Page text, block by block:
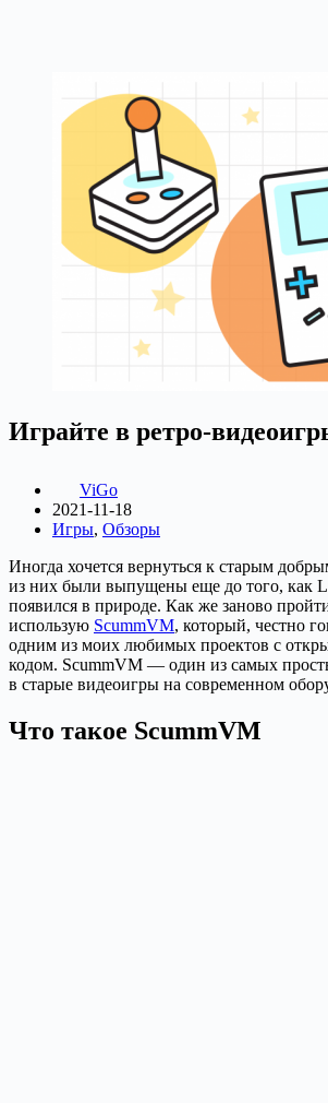
Играйте в ретро-
ViGo
2021-11-18
Игры, Обзоры
Иногда хочется вернуться к старым
из них были выпущены еще до того, как
появился в природе. Как же заново
использую ScummVM, который, честно
одним из моих любимых проектов с
кодом. ScummVM — один из самых
в старые видеоигры на современном
Что такое ScummVM